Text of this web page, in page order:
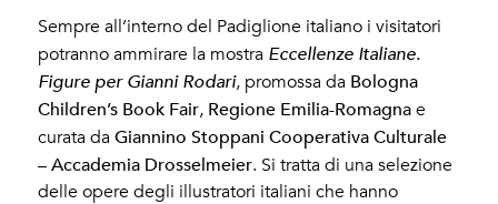
Sempre all’interno del Padiglione italiano i visitatori
potranno ammirare la mostra Eccellenze Italiane.
Figure per Gianni Rodari, promossa da Bologna
Children’s Book Fair, Regione Emilia-Romagna e
curata daGiannino Stoppani Cooperativa Culturale
– Accademia Drosselmeier. Si tratta di una selezione
delle opere degli illustratori italiani che hanno